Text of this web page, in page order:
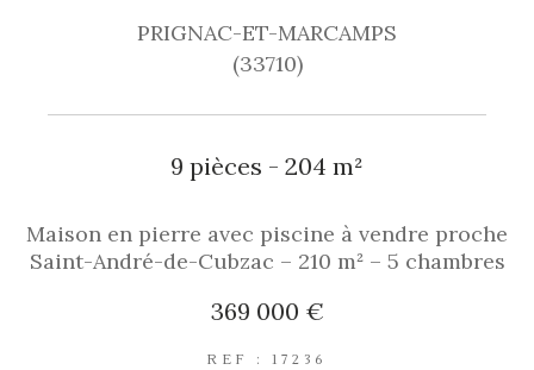
PRIGNAC-ET-MARCAMPS
(33710)
9 pièces - 204 m²
Maison en pierre avec piscine à vendre proche
Saint-André-de-Cubzac – 210 m² – 5 chambres
369 000 €
REF : 17236